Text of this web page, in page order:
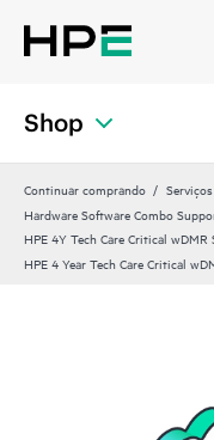
Shop
Continuar comprando
Hardware Software Combo
HPE 4Y Tech Care Critical wDMR
HPE 4 Year Tech Care Critical